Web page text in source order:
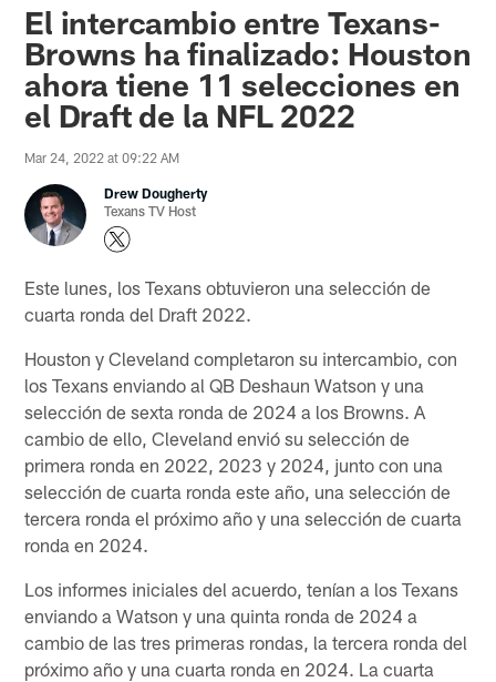
El intercambio entre Texans-
Browns ha finalizado: Houston
ahora tiene 11 selecciones en
el Draft de la NFL 2022
Mar 24, 2022 at 09:22 AM
Drew Dougherty
Texans TV Host
Este lunes, los Texans obtuvieron una selección de
cuarta ronda del Draft 2022.
Houston y Cleveland completaron su intercambio, con
los Texans enviando al QB Deshaun Watson y una
selección de sexta ronda de 2024 a los Browns. A
cambio de ello, Cleveland envió su selección de
primera ronda en 2022, 2023 y 2024, junto con una
selección de cuarta ronda este año, una selección de
tercera ronda el próximo año y una selección de cuarta
ronda en 2024.
Los informes iniciales del acuerdo, tenían a los Texans
enviando a Watson y una quinta ronda de 2024 a
cambio de las tres primeras rondas, la tercera ronda del
próximo año y una cuarta ronda en 2024. La cuarta